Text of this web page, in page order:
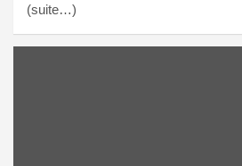
(suite…)